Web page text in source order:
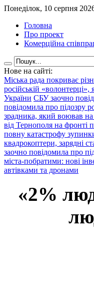
Понеділок, 10 серпня
Головна
Про проект
Комерційна
Нове на сайті:
Міська рада покриває
російській
України СБУ заочно
повідомила про підозру
зрадника, який воював на
від Тернополя на фронті
повну катастрофу
квадрокоптери, зарядні
заочно повідомила про
міста-побратими: нові
автівками та дронами
«2%